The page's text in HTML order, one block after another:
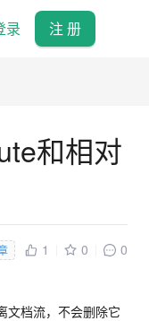
录 注 册
和相对
1 0
0
文档流，不会删除它